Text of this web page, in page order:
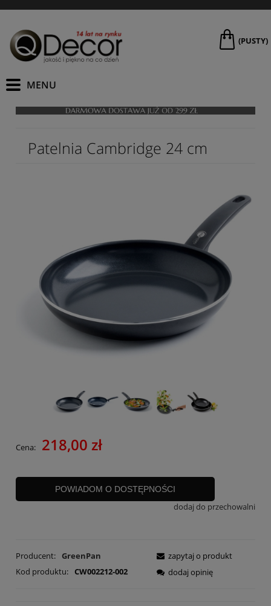
(PUSTY)
Patelnia Cambridge 24 cm
Cena: 218,00 zł
POWIADOM O DOSTĘPNOŚCI
dodaj do przechowalni
Producent: GreenPan
Kod produktu: CW002212-002
zapytaj o produkt
dodaj opinię